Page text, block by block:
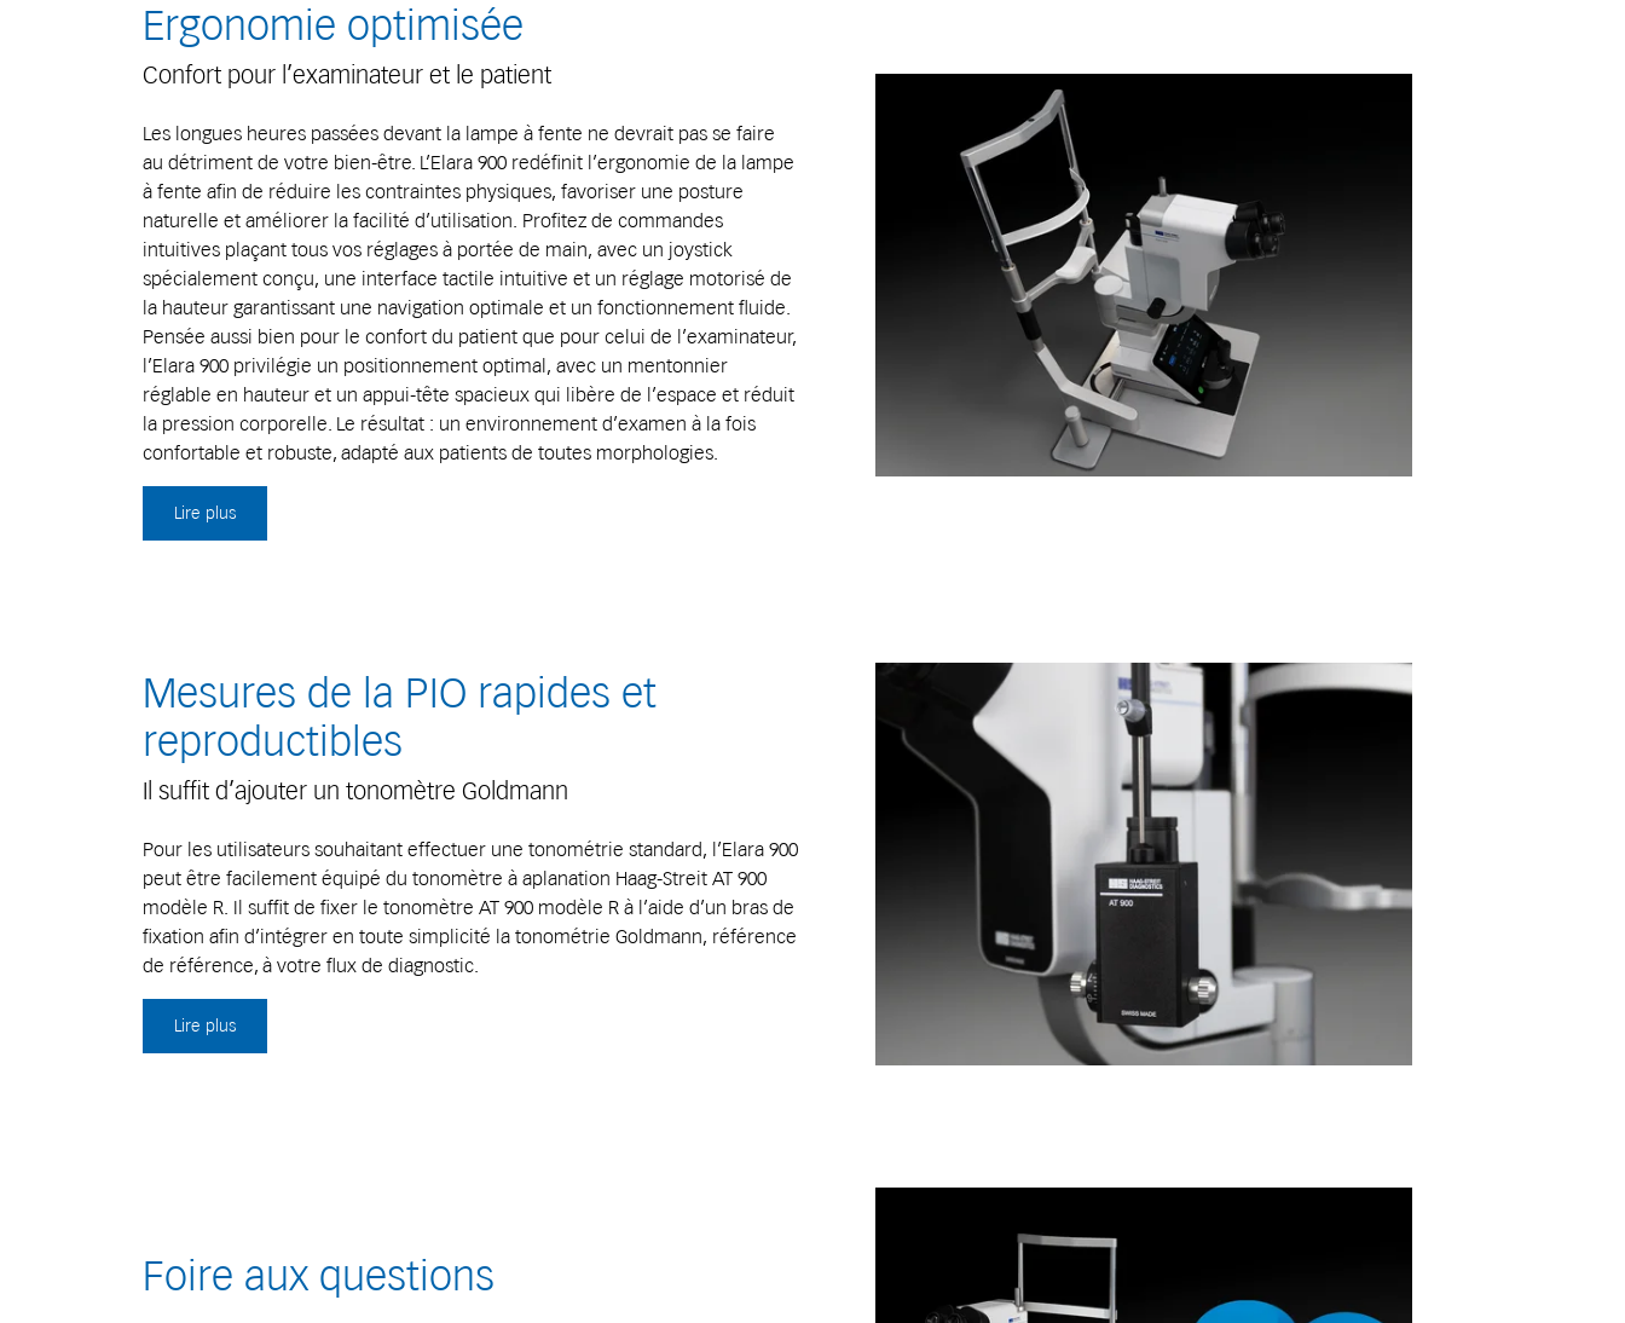
Ergonomie optimisée
Confort pour l’examinateur et le patient
Les longues heures passées devant la lampe à fente ne devrait pas se faire
au détriment de votre bien-être. L’Elara 900 redéfinit l’ergonomie de la lampe
à fente afin de réduire les contraintes physiques, favoriser une posture
naturelle et améliorer la facilité d’utilisation. Profitez de commandes
intuitives plaçant tous vos réglages à portée de main, avec un joystick
spécialement conçu, une interface tactile intuitive et un réglage motorisé de
la hauteur garantissant une navigation optimale et un fonctionnement fluide.
Pensée aussi bien pour le confort du patient que pour celui de l’examinateur,
l’Elara 900 privilégie un positionnement optimal, avec un mentonnier
réglable en hauteur et un appui-tête spacieux qui libère de l’espace et réduit
la pression corporelle. Le résultat : un environnement d’examen à la fois
confortable et robuste, adapté aux patients de toutes morphologies.
Lire plus
Mesures de la PIO rapides et
reproductibles
Il suffit d’ajouter un tonomètre Goldmann
Pour les utilisateurs souhaitant effectuer une tonométrie standard, l’Elara 900
peut être facilement équipé du tonomètre à aplanation Haag-Streit AT 900
modèle R. Il suffit de fixer le tonomètre AT 900 modèle R à l’aide d’un bras de
fixation afin d’intégrer en toute simplicité la tonométrie Goldmann, référence
de référence, à votre flux de diagnostic.
Lire plus
Foire aux questions